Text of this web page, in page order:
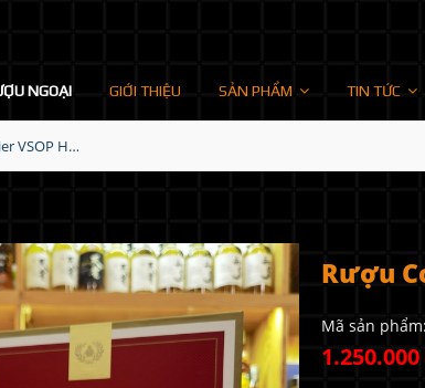
NGOẠI GIỚI THIỆU SẢN PHẨM TIN TỨC
Rượu Courvoisier VSOP Hộp Quà 2024
Rượu
Mã sản phẩm: